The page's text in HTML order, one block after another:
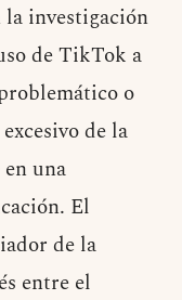
la investigación
de TikTok a
o
de la
una
El
de la
entre el